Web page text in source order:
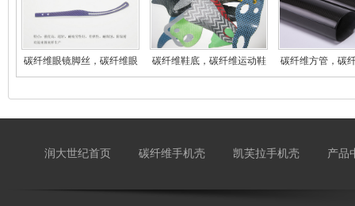
碳纤维眼镜脚丝，碳纤维眼
镜
碳纤维鞋底，碳纤维运动鞋
登
碳纤维方管，碳
碳
润大世纪首页 碳纤维手机壳 凯芙拉手机壳 产品